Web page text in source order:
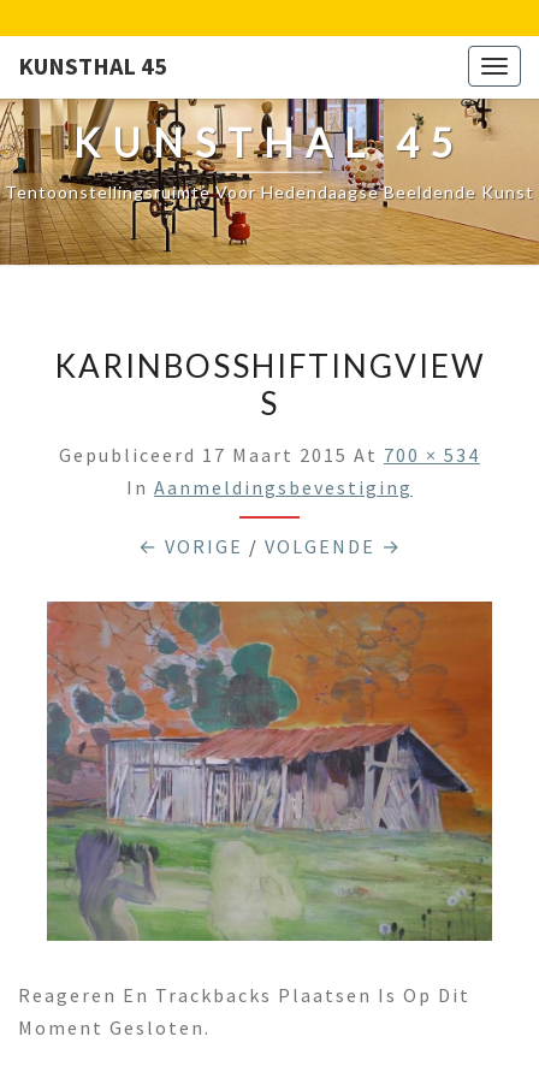
KUNSTHAL 45
KUNSTHAL 45
Tentoonstellingsruimte Voor Hedendaagse Beeldende Kunst
KARINBOSSHIFTINGVIEW
S
Gepubliceerd 17 Maart 2015 At 700 × 534
In Aanmeldingsbevestiging
← VORIGE / VOLGENDE →
Reageren En Trackbacks Plaatsen Is Op Dit
Moment Gesloten.